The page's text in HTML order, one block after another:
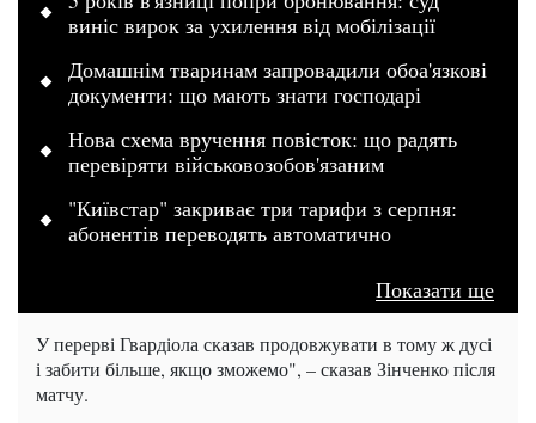
виніс вирок за ухилення від мобілізації
Домашнім тваринам запровадили обоа'язкові
документи: що мають знати господарі
Нова схема вручення повісток: що радять
перевіряти військовозобов'язаним
"Київстар" закриває три тарифи з серпня:
абонентів переводять автоматично
Показати ще
У перерві Гвардіола сказав продовжувати в тому ж дусі
і забити більше, якщо зможемо", – сказав Зінченко після
матчу.